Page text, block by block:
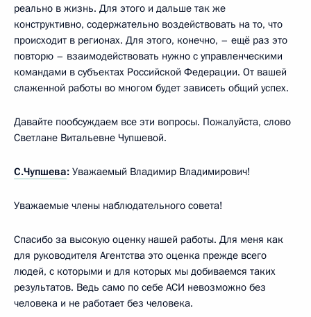
реально в жизнь. Для этого и дальше так же
конструктивно, содержательно воздействовать на то, что
происходит в регионах. Для этого, конечно, – ещё раз это
повторю – взаимодействовать нужно с управленческими
командами в субъектах Российской Федерации. От вашей
слаженной работы во многом будет зависеть общий успех.
Давайте пообсуждаем все эти вопросы. Пожалуйста, слово
Светлане Витальевне Чупшевой.
С.Чупшева: Уважаемый Владимир Владимирович!
Уважаемые члены наблюдательного совета!
Спасибо за высокую оценку нашей работы. Для меня как
для руководителя Агентства это оценка прежде всего
людей, с которыми и для которых мы добиваемся таких
результатов. Ведь само по себе АСИ невозможно без
человека и не работает без человека.